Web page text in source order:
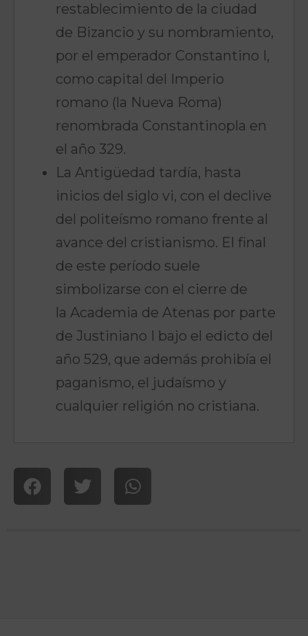
restablecimiento de la ciudad
de Bizancio y su nombramiento,
por el emperador Constantino I,
como capital del Imperio
romano (la Nueva Roma)
renombrada Constantinopla en
el año 329.
La Antigüedad tardía, hasta
inicios del siglo vi, con el declive
del politeísmo romano frente al
avance del cristianismo. El final
de este período suele
simbolizarse con el cierre de
la Academia de Atenas por parte
de Justiniano I bajo el edicto del
año 529, que además prohibía el
paganismo, el judaísmo y
cualquier religión no cristiana.